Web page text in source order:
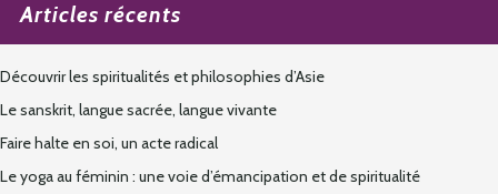
Articles récents
Découvrir les spiritualités et philosophies d’Asie
Le sanskrit, langue sacrée, langue vivante
Faire halte en soi, un acte radical
Le yoga au féminin : une voie d’émancipation et de spiritualité